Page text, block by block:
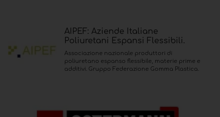
AIPEF: Aziende Italiane
Poliuretani Espansi Flessibili.
Associazione nazionale produttori di
poliuretano espanso flessibile, materie prime e
additivi. Gruppo Federazione Gomma Plastica.